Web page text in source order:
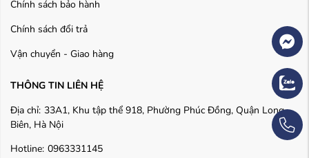
Chính sách bảo hành
Chính sách đổi trả
Vận chuyển - Giao hàng
THÔNG TIN LIÊN HỆ
Địa chỉ: 33A1, Khu tập thể 918, Phường Phúc Đồng, Quận Long
Biên, Hà Nội
Hotline: 0963331145